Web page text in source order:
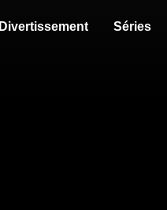
Divertissement Séries